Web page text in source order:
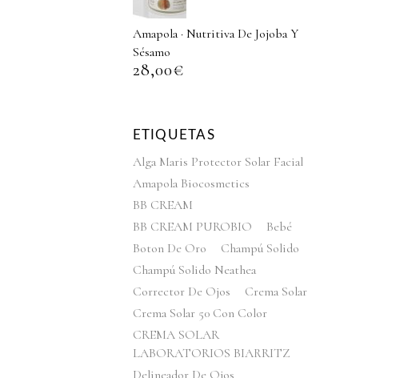
Amapola · Nutritiva De Jojoba Y
Sésamo
28,00€
ETIQUETAS
Alga Maris Protector Solar Facial
Amapola Biocosmetics
BB CREAM
BB CREAM PUROBIO
Bebé
Boton De Oro
Champú Solido
Champú Solido Neathea
Corrector De Ojos
Crema Solar
Crema Solar 50 Con Color
CREMA SOLAR
LABORATORIOS BIARRITZ